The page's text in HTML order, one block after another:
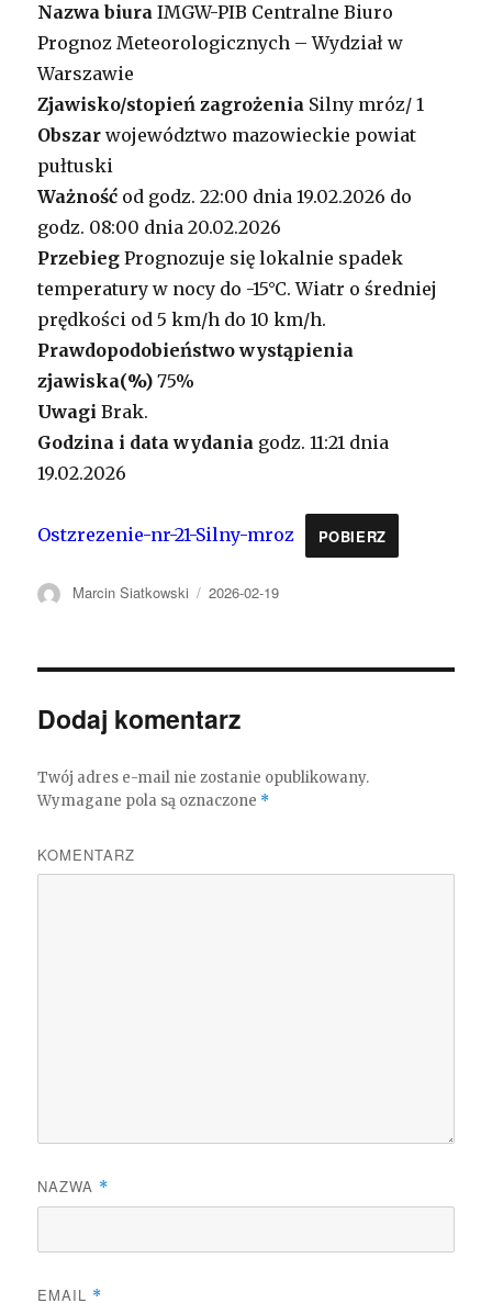
Nazwa biuraIMGW-PIB Centralne Biuro
Prognoz Meteorologicznych – Wydział w
Warszawie
Zjawisko/stopień zagrożenia Silny mróz/ 1
Obszarwojewództwo mazowieckie powiat
pułtuski
Ważność od godz. 22:00 dnia 19.02.2026 do
godz. 08:00 dnia 20.02.2026
PrzebiegPrognozuje się lokalnie spadek
temperatury w nocy do -15°C. Wiatr o średniej
prędkości od 5 km/h do 10 km/h.
Prawdopodobieństwo wystąpienia
zjawiska(%) 75%
Uwagi Brak.
Godzina i data wydania godz. 11:21 dnia
19.02.2026
Ostzrezenie-nr-21-Silny-mroz POBIERZ
Autor
Marcin Siatkowski Opublikowano
2026-02-19
Dodaj komentarz
Twój adres e-mail nie zostanie opublikowany.
Wymagane pola są oznaczone *
KOMENTARZ
NAZWA *
EMAIL *